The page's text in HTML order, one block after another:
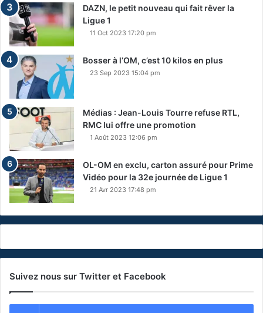
DAZN, le petit nouveau qui fait rêver la
Ligue 1
11 Oct 2023 17:20 pm
Bosser à l’OM, c’est 10 kilos en plus
23 Sep 2023 15:04 pm
Médias : Jean-Louis Tourre refuse RTL,
RMC lui offre une promotion
1 Août 2023 12:06 pm
OL-OM en exclu, carton assuré pour Prime
Vidéo pour la 32e journée de Ligue 1
21 Avr 2023 17:48 pm
Suivez nous sur Twitter et Facebook